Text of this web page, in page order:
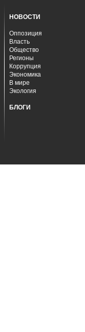
НОВОСТИ
Оппозиция
Власть
Общество
Регионы
Коррупция
Экономика
В мире
Экология
БЛОГИ